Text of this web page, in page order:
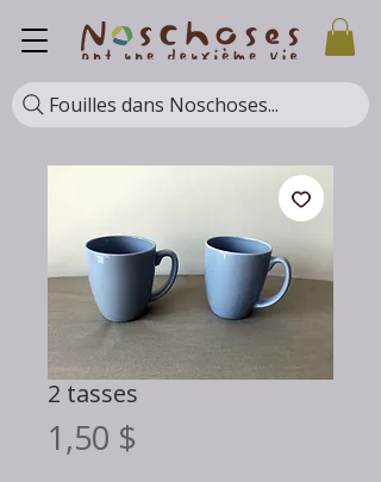
Fouilles dans Noschoses...
2 tasses
1,50 $